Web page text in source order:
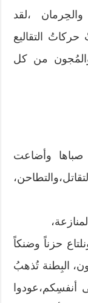
والحِرمان ،لقد
التقاليع
والمُجون من كل
صباها وأضاعت
حزناً وضنكاً
البِطنة تُذهبُ
أنفسِكم،عودوا